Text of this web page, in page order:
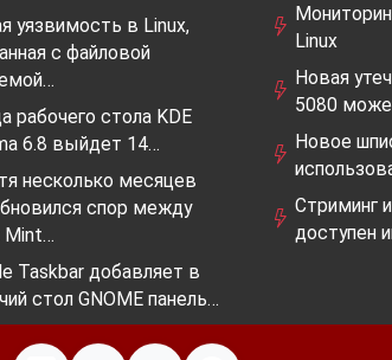
уязвимость в Linux,
с файловой
рабочего стола KDE
6.8 выйдет 14…
несколько месяцев
спор между
Mint…
Taskbar добавляет в
стол GNOME панель…
Linux
Новая
5080
Новое
Стриминг
доступен